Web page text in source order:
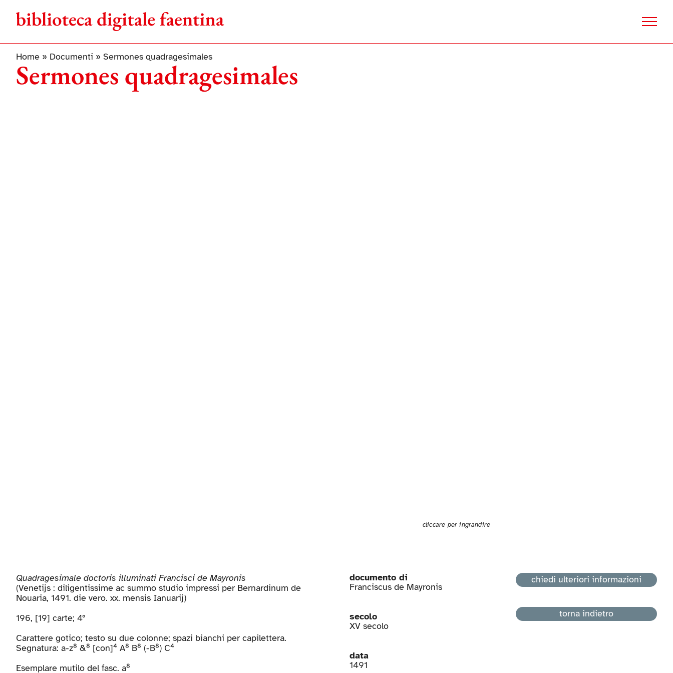
contenuto
Home» Documenti » Sermones quadragesimales
Sermones quadragesimales
cliccare per ingrandire
Quadragesimale doctoris illuminati Francisci de Mayronis
(Venetijs : diligentissime ac summo studio impressi per Bernardinum de
Nouaria, 1491. die vero. xx. mensis Ianuarij)
196, [19] carte; 4°
Carattere gotico; testo su due colonne; spazi bianchi per capilettera.
Segnatura: a-z⁸ &⁸ [con]⁴ A⁸ B⁸ (-B⁸) C⁴
Esemplare mutilo del fasc. a⁸
documento di
Franciscus de Mayronis
secolo
XV secolo
data
1491
chiedi ulteriori informazioni
torna indietro